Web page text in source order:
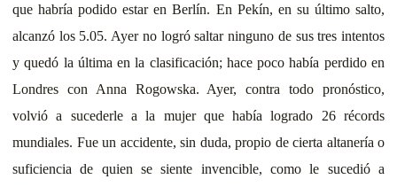
que habría podido estar en Berlín. En Pekín, en su último salto,
alcanzó los 5.05. Ayer no logró saltar ninguno de sus tres intentos
y quedó la última en la clasificación; hace poco había perdido en
Londres con Anna Rogowska. Ayer, contra todo pronóstico,
volvió a sucederle a la mujer que había logrado 26 récords
mundiales. Fue un accidente, sin duda, propio de cierta altanería o
suficiencia de quien se siente invencible, como le sucedió a